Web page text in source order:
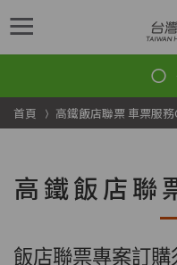
首頁 高鐵飯店聯票 車票服
高鐵飯店聯
飯店聯票專案訂購